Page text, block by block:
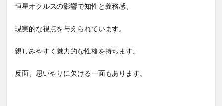
恒星オクルスの影響で知性と義務感、
現実的な視点を与えられています。
親しみやすく魅力的な性格を持ちます。
反面、思いやりに欠ける一面もあります。